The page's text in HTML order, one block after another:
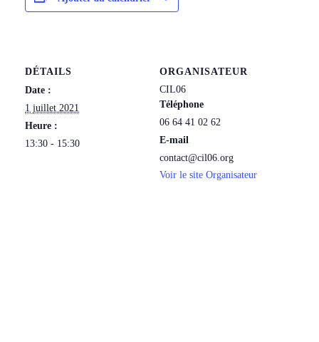
DÉTAILS
Date :
1 juillet 2021
Heure :
13:30 - 15:30
ORGANISATEUR
CIL06
Téléphone
06 64 41 02 62
E-mail
contact@cil06.org
Voir le site Organisateur